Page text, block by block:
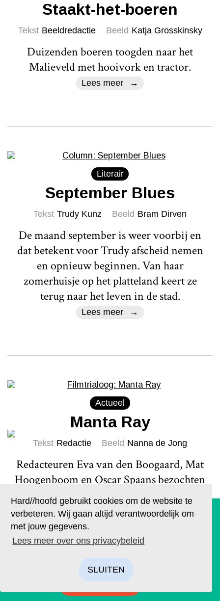
Hard//hoofd gebruikt cookies om de website te
verbeteren. Wij gaan altijd verantwoordelijk om
met jouw gegevens.
Lees meer over ons privacybeleid
SLUITEN
Staakt-het-boeren
Tekst Beeldredactie Beeld Katja Grosskinsky
Duizenden boeren toogden naar het
Malieveld met hooivork en tractor.
Lees meer
Literair
September Blues
Tekst Trudy Kunz Beeld Bram Dirven
De maand september is weer voorbij en
dat betekent voor Trudy afscheid nemen
en opnieuw beginnen. Van haar
zomerhuisje op het platteland keert ze
terug naar het leven in de stad.
Lees meer
Actueel
Manta Ray
Tekst Redactie Beeld Nanna de Jong
Redacteuren Eva van den Boogaard, Mat
Hoogenboom en Oscar Spaans bezochten
de bioscoop om het speelfilmdebuut van
de Thaise regisseur Phuttiphong
Aroonpheng te zien. Het werd een
magische ervaring: Manta Ray bleek een
vertelling over een voor dood
De geruchten zijn waar. Lees Hard//hoofd nu ook op
papier!
Bestel op tijd je eigen exemplaar van de eerste editie, met
als thema: ‘Ik’. We hebben drie covers ontworpen. Kies je